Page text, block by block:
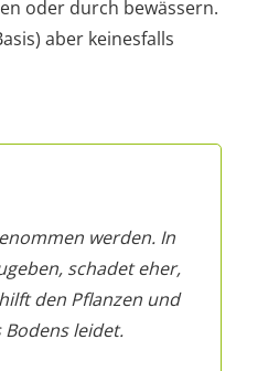
oder durch bewässern.
aber keinesfalls
werden. In
schadet eher,
den Pflanzen und
leidet.